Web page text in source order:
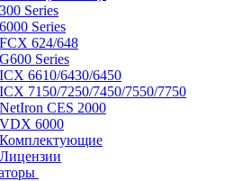
300 Series
6000 Series
FCX 624/648
G600 Series
ICX 6610/6430/6450
ICX 7150/7250/7450/7550/7750
NetIron CES 2000
VDX 6000
Комплектующие
Лицензии